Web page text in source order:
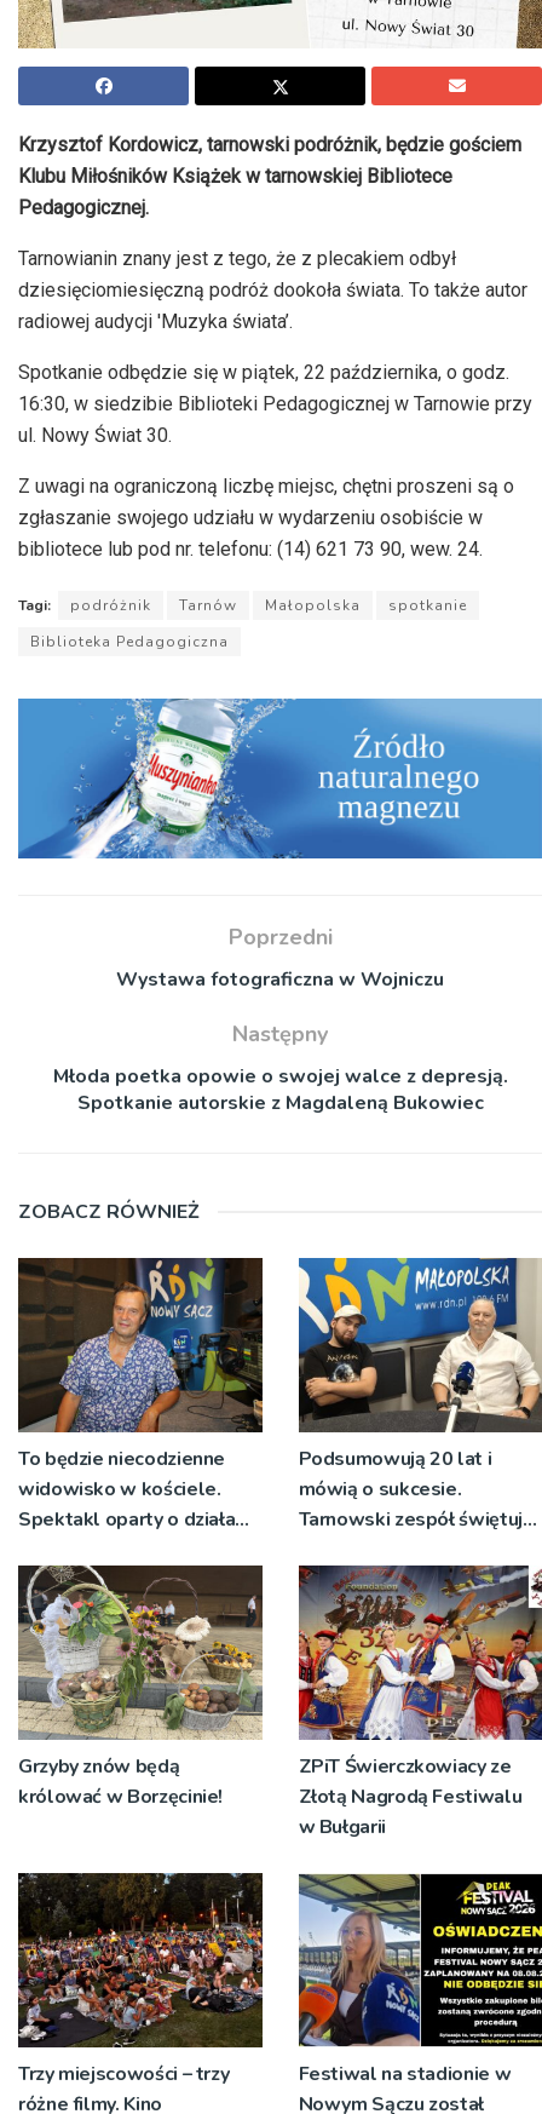
Krzysztof Kordowicz, tarnowski podróżnik, będzie gościem
Klubu Miłośników Książek w tarnowskiej Bibliotece
Pedagogicznej.
Tarnowianin znany jest z tego, że z plecakiem odbył
dziesięciomiesięczną podróż dookoła świata. To także autor
radiowej audycji 'Muzyka świata’.
Spotkanie odbędzie się w piątek, 22 października, o godz.
16:30, w siedzibie Biblioteki Pedagogicznej w Tarnowie przy
ul. Nowy Świat 30.
Z uwagi na ograniczoną liczbę miejsc, chętni proszeni są o
zgłaszanie swojego udziału w wydarzeniu osobiście w
bibliotece lub pod nr. telefonu: (14) 621 73 90, wew. 24.
Tagi: podróżnik Tarnów Małopolska
spotkanie
Biblioteka Pedagogiczna
Poprzedni
Wystawa fotograficzna w Wojniczu
Następny
Młoda poetka opowie o swojej walce z depresją.
Spotkanie autorskie z Magdaleną Bukowiec
ZOBACZ RÓWNIEŻ
To będzie niecodzienne
widowisko w kościele.
Spektakl oparty o działa
Podsumowują 20 lat i
mówią o sukcesie.
Tarnowski zespół świętuje
koncert
Grzyby znów będą
królować w Borzęcinie!
ZPiT Świerczkowiacy ze
Złotą Nagrodą Festiwalu
w Bułgarii
Trzy miejscowości – trzy
różne filmy. Kino
Festiwal na stadionie w
Nowym Sączu został